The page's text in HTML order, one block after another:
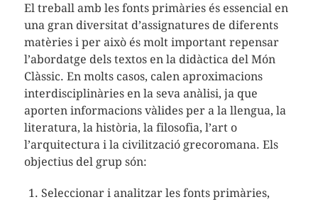
El treball amb les fonts primàries és essencial en
una gran diversitat d’assignatures de diferents
matèries i per això és molt important repensar
l’abordatge dels textos en la didàctica del Món
Clàssic. En molts casos, calen aproximacions
interdisciplinàries en la seva anàlisi, ja que
aporten informacions vàlides per a la llengua, la
literatura, la història, la filosofia, l’art o
l’arquitectura i la civilització grecoromana. Els
objectius del grup són:
Seleccionar i analitzar les fonts primàries,